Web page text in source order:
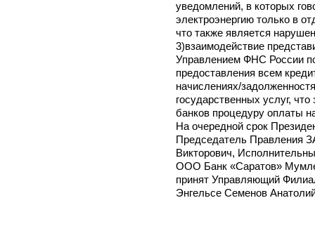
уведомлений, в которых
электроэнергию только в
что также является
3)взаимодействие
Управлением ФНС России
предоставления всем
начислениях/
государственных услуг,
банков процедуру оплаты
На очередной срок
Председатель Правления
Викторович,
ООО Банк «Саратов»
принят Управляющий
Энгельсе Семенов